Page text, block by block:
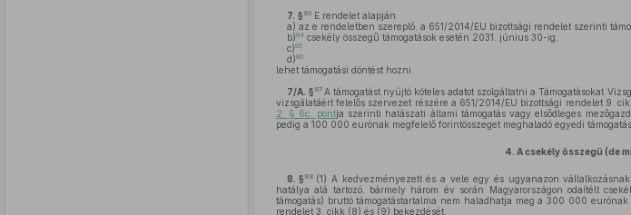
7. § 83 E rendelet alapján
a) az e rendeletben szereplő, a 651/2014/EU bizottsági rendelet szerinti
b)84csekély összegű támogatások esetén 2031. június 30-ig,
c)85
d)86
lehet támogatási döntést hozni.
7/A. § 87 A támogatást nyújtó köteles adatot szolgáltatni a Támogatásokat
vizsgálatáért felelős szervezet részére a 651/2014/EU bizottsági rendelet 9.
2. § 6c. pontja szerinti halászati állami támogatás vagy elsődleges
pedig a 100 000 eurónak megfelelő forintösszeget meghaladó egyedi
4. A csekély összegű (de
8. § 88 (1) A kedvezményezett és a vele egy és ugyanazon
hatálya alá tartozó, bármely három év során Magyarországon odaítélt
támogatás) bruttó támogatástartalma nem haladhatja meg a 300 000
rendelet 3. cikk (8) és (9) bekezdését.